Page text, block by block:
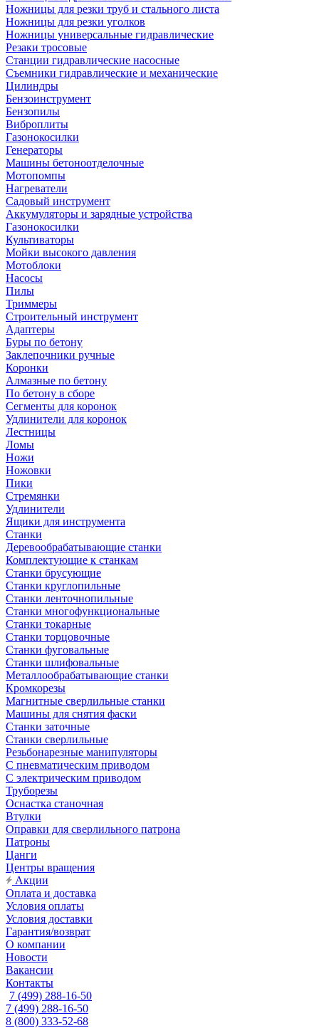
Ножницы для резки труб и стального листа
Ножницы для резки уголков
Ножницы универсальные гидравлические
Резаки тросовые
Станции гидравлические насосные
Съемники гидравлические и механические
Цилиндры
Бензоинструмент
Бензопилы
Виброплиты
Газонокосилки
Генераторы
Машины бетоноотделочные
Мотопомпы
Нагреватели
Садовый инструмент
Аккумуляторы и зарядные устройства
Газонокосилки
Культиваторы
Мойки высокого давления
Мотоблоки
Насосы
Пилы
Триммеры
Строительный инструмент
Адаптеры
Буры по бетону
Заклепочники ручные
Коронки
Алмазные по бетону
По бетону в сборе
Сегменты для коронок
Удлинители для коронок
Лестницы
Ломы
Ножи
Ножовки
Пики
Стремянки
Удлинители
Ящики для инструмента
Станки
Деревообрабатывающие станки
Комплектующие к станкам
Станки брусующие
Станки круглопильные
Станки ленточнопильные
Станки многофункциональные
Станки токарные
Станки торцовочные
Станки фуговальные
Станки шлифовальные
Металлообрабатывающие станки
Кромкорезы
Магнитные сверлильные станки
Машины для снятия фаски
Станки заточные
Станки сверлильные
Резьбонарезные манипуляторы
С пневматическим приводом
С электрическим приводом
Труборезы
Оснастка станочная
Втулки
Оправки для сверлильного патрона
Патроны
Цанги
Центры вращения
Акции
Оплата и доставка
Условия оплаты
Условия доставки
Гарантия/возврат
О компании
Новости
Вакансии
Контакты
7 (499) 288-16-50
7 (499) 288-16-50
8 (800) 333-52-68